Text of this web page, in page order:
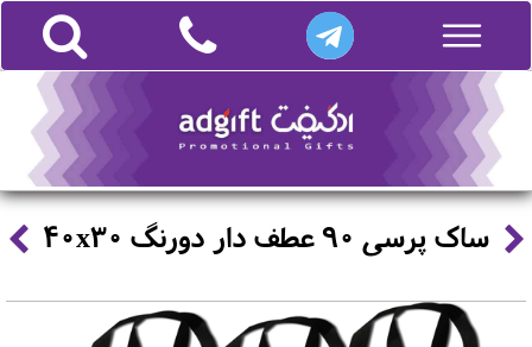
ساک پرسی 90 عطف دار دورنگ 40x30